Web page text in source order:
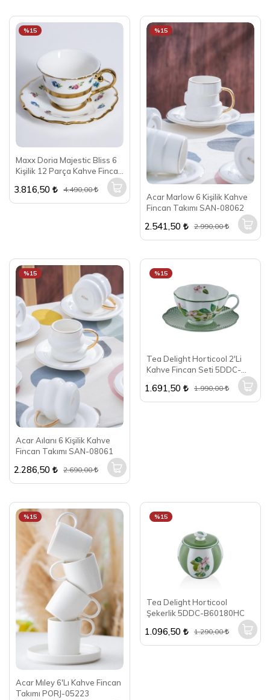
Maxx Doria Majestic Bliss 6
Kişilik 12 Parça Kahve Fincan
%15
3.816,50 4.490,00
Acar Marlow 6 Kişilik Kahve
Fincan Takımı SAN-08062
%15
2.541,50 2.990,00
Acar Aılanı 6 Kişilik Kahve
Fincan Takımı SAN-08061
%15
2.286,50 2.690,00
Tea Delight Horticool 2'Li
Kahve Fincan Seti 5DDC-
%15
1.691,50 1.990,00
Acar Mıley 6'Lı Kahve Fincan
Takımı PORJ-05223
%15
Tea Delight Horticool
Şekerlik 5DDC-B60180HC
%15
1.096,50 1.290,00